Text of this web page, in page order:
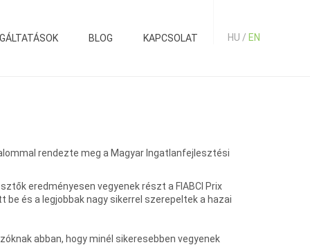
HU / EN
BLOG KAPCSOLAT
rendezte meg a Magyar Ingatlanfejlesztési
eredményesen vegyenek részt a FIABCI Prix
és a legjobbak nagy sikerrel szerepeltek a hazai
abban, hogy minél sikeresebben vegyenek